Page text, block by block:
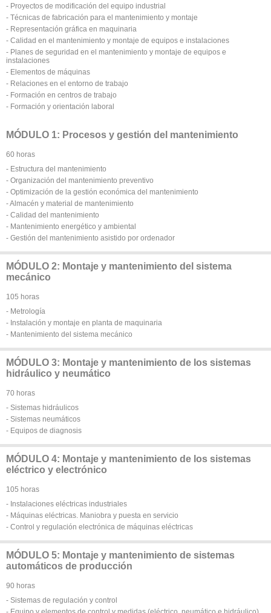
- Proyectos de modificación del equipo industrial
- Técnicas de fabricación para el mantenimiento y montaje
- Representación gráfica en maquinaria
- Calidad en el mantenimiento y montaje de equipos e instalaciones
- Planes de seguridad en el mantenimiento y montaje de equipos e
instalaciones
- Elementos de máquinas
- Relaciones en el entorno de trabajo
- Formación en centros de trabajo
- Formación y orientación laboral
MÓDULO 1: Procesos y gestión del mantenimiento
60 horas
- Estructura del mantenimiento
- Organización del mantenimiento preventivo
- Optimización de la gestión económica del mantenimiento
- Almacén y material de mantenimiento
- Calidad del mantenimiento
- Mantenimiento energético y ambiental
- Gestión del mantenimiento asistido por ordenador
MÓDULO 2: Montaje y mantenimiento del sistema
mecánico
105 horas
- Metrología
- Instalación y montaje en planta de maquinaria
- Mantenimiento del sistema mecánico
MÓDULO 3: Montaje y mantenimiento de los sistemas
hidráulico y neumático
70 horas
- Sistemas hidráulicos
- Sistemas neumáticos
- Equipos de diagnosis
MÓDULO 4: Montaje y mantenimiento de los sistemas
eléctrico y electrónico
105 horas
- Instalaciones eléctricas industriales
- Máquinas eléctricas. Maniobra y puesta en servicio
- Control y regulación electrónica de máquinas eléctricas
MÓDULO 5: Montaje y mantenimiento de sistemas
automáticos de producción
90 horas
- Sistemas de regulación y control